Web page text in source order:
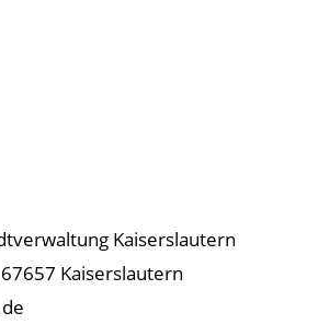
Kaiserslautern
Kaiserslautern